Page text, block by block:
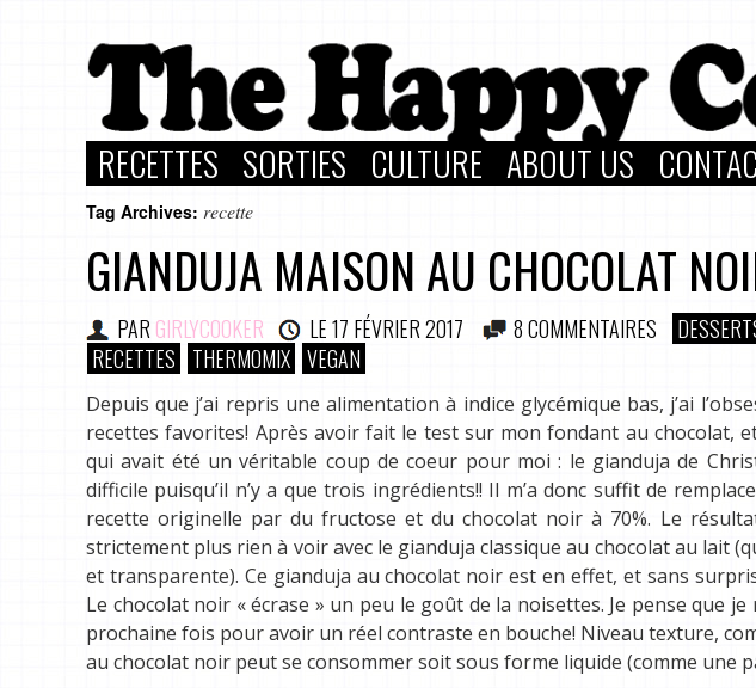
RECETTES SORTIES CULTURE ABOUT US
Tag Archives: recette
GIANDUJA MAISON AU CHOCOLAT
PAR GIRLYCOOKER LE17 FÉVRIER 2017 8 COMMENTAIRES
RECETTES
THERMOMIX VEGAN
Depuis que j’ai repris une alimentation à indice glycémique bas, j’ai
recettes favorites! Après avoir fait le test sur mon fondant au chocolat,
qui avait été un véritable coup de coeur pour moi : le gianduja de
difficile puisqu’il n’y a que trois ingrédients!! Il m’a donc suffit de
recette originelle par du fructose et du chocolat noir à 70%. Le
strictement plus rien à voir avec le gianduja classique au chocolat au lait
et transparente). Ce gianduja au chocolat noir est en effet, et sans
Le chocolat noir « écrase » un peu le goût de la noisettes. Je pense que
prochaine fois pour avoir un réel contraste en bouche! Niveau texture,
au chocolat noir peut se consommer soit sous forme liquide (comme une